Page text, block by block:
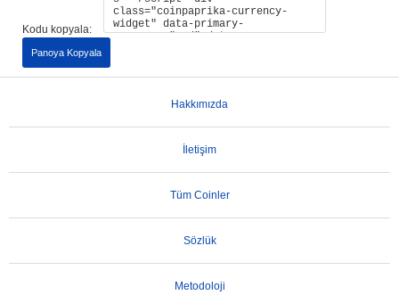
Kodu kopyala:
Panoya Kopyala
Hakkımızda
İletişim
Tüm Coinler
Sözlük
Metodoloji